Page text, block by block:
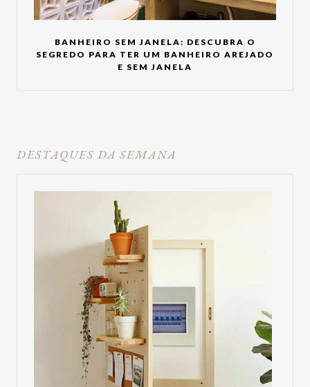
BANHEIRO SEM JANELA: DESCUBRA O
SEGREDO PARA TER UM BANHEIRO AREJADO
E SEM JANELA
DESTAQUES DA SEMANA